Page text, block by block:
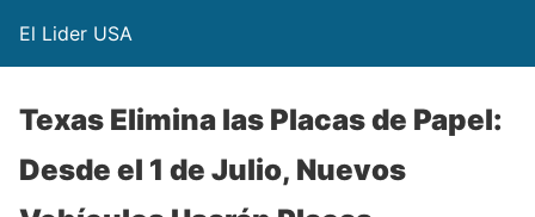
El Lider USA
Texas Elimina las Placas de Papel:
Desde el 1 de Julio, Nuevos